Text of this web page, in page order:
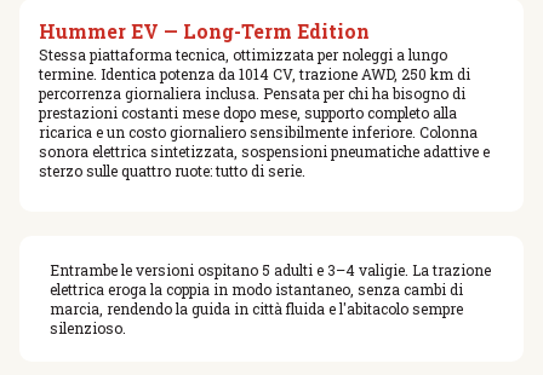
Hummer EV — Long-Term Edition
Stessa piattaforma tecnica, ottimizzata per noleggi a lungo
termine. Identica potenza da 1014 CV, trazione AWD, 250 km di
percorrenza giornaliera inclusa. Pensata per chi ha bisogno di
prestazioni costanti mese dopo mese, supporto completo alla
ricarica e un costo giornaliero sensibilmente inferiore. Colonna
sonora elettrica sintetizzata, sospensioni pneumatiche adattive e
sterzo sulle quattro ruote: tutto di serie.
Entrambe le versioni ospitano 5 adulti e 3–4 valigie. La trazione
elettrica eroga la coppia in modo istantaneo, senza cambi di
marcia, rendendo la guida in città fluida e l'abitacolo sempre
silenzioso.